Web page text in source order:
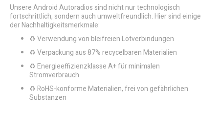
Unsere Android Autoradios sind nicht nur technologisch
fortschrittlich, sondern auch umweltfreundlich. Hier sind einige
der Nachhaltigkeitsmerkmale:
♻️ Verwendung von bleifreien Lötverbindungen
♻️ Verpackung aus 87% recycelbaren Materialien
♻️ Energieeffizienzklasse A+ für minimalen
Stromverbrauch
♻️ RoHS-konforme Materialien, frei von gefährlichen
Substanzen